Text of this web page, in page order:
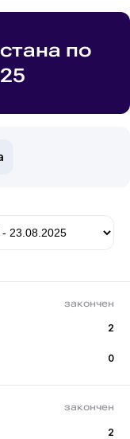
по
закончен
2
0
закончен
2